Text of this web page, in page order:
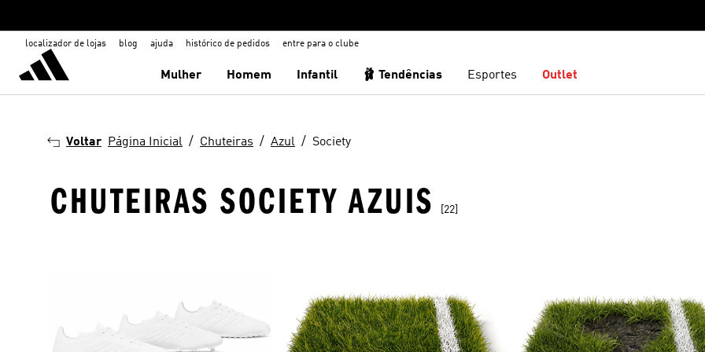
localizador de lojas blog ajuda histórico de pedidos entre para o clube
Mulher Homem Infantil 🩰 Tendências Esportes Outlet
Voltar Página Inicial Chuteiras Azul Society
CHUTEIRAS SOCIETY AZUIS [22]